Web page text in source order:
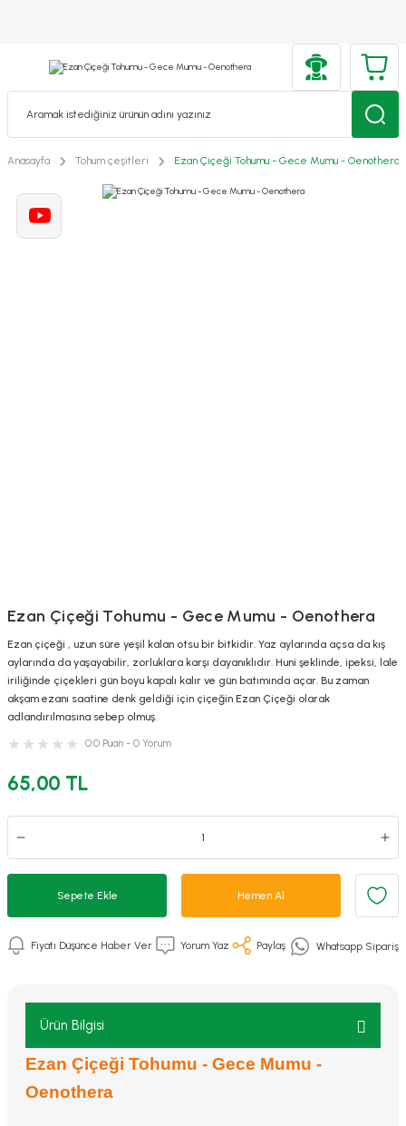
Anasayfa Tohum çeşitleri Ezan Çiçeği Tohumu - Gece Mumu - Oenothera
Ezan Çiçeği Tohumu - Gece Mumu - Oenothera
Ezan çiçeği , uzun süre yeşil kalan otsu bir bitkidir. Yaz aylarında açsa da kış
aylarında da yaşayabilir, zorluklara karşı dayanıklıdır. Huni şeklinde, ipeksi, lale
iriliğinde çiçekleri gün boyu kapalı kalır ve gün batımında açar. Bu zaman
akşam ezanı saatine denk geldiği için çiçeğin Ezan Çiçeği olarak
adlandırılmasına sebep olmuş.
0.0 Puan - 0 Yorum
65,00 TL
Sepete Ekle Hemen Al
Fiyatı Düşünce Haber Ver Yorum Yaz Paylaş Whatsapp Sipariş
Ürün Bilgisi
Ezan Çiçeği Tohumu - Gece Mumu -
Oenothera